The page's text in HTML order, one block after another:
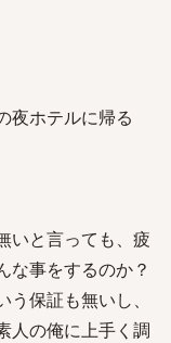
夜ホテルに帰る
いと言っても、疲
な事をするのか？
保証も無いし、
人の俺に上手く調